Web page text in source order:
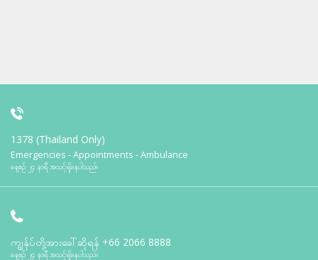
1378 (Thailand Only)
Emergencies - Appointments - Ambulance
နေ့စဉ် ၂၄ နာရီ အသင့်ရှိနေပါသည်။
ကျွန်ုပ်တို့အားခေါ်ဆိုရန် +66 2066 8888
နေ့စဉ် ၂၄ နာရီ အသင့်ရှိနေပါသည်။